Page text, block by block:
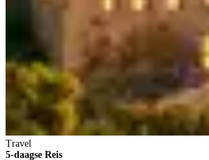
Travel
5-daagse Reis